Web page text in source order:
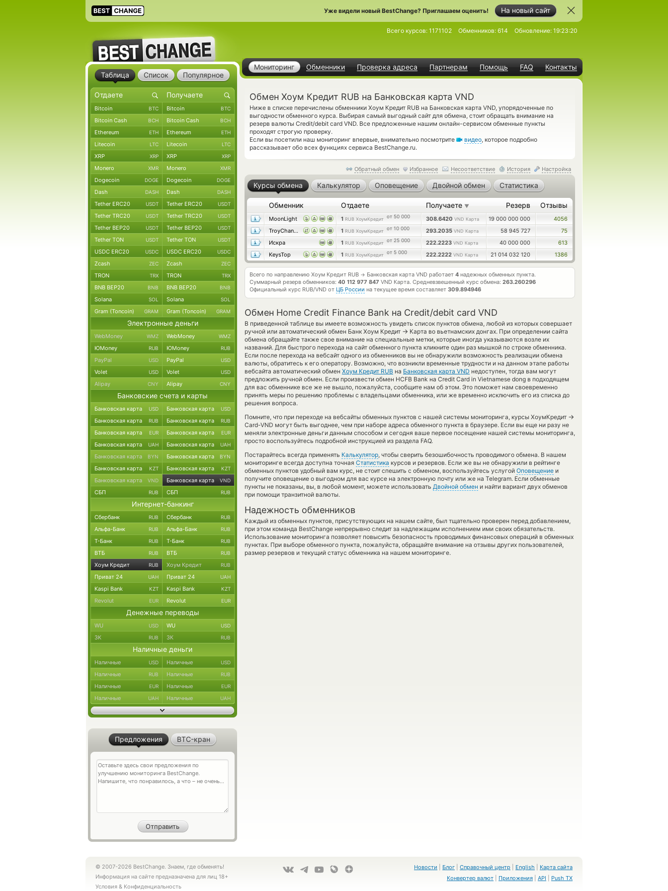
На новый сайт
Уже видели новый BestChange? Приглашаем оценить!
Мониторинг Обменники Проверка адреса Партнерам Помощь FAQ Контакты
Всего курсов: 1171102 Обменников: 614 Обновление: 19:23:20
Обмен Хоум Кредит RUB на Банковская карта VND
Ниже в списке перечислены обменники Хоум Кредит RUB на Банковская карта VND, упорядоченные по
выгодности обменного курса. Выбирая самый выгодный сайт для обмена, стоит обращать внимание на
резерв валюты Credit/debit card VND. Все предложенные нашим онлайн-сервисом обменные пункты
проходят строгую проверку.
Если вы посетили наш мониторинг впервые, внимательно посмотрите
видео, которое подробно
рассказывает обо всех функциях сервиса BestChange.ru.
Обратный обмен Избранное Несоответствие История Настройка
Курсы обмена Калькулятор Оповещение Двойной обмен Статистика
Обменник Отдаете Получаете ▼ Резерв Отзывы
MoonLight 1 RUB ХоумКредит от 50 000 308.6420 VND Карта 19 000 000 000
4056
TroyChange
1 RUB ХоумКредит от 10 000 293.2035 VND Карта 58 945 727
75
Искра
1 RUB ХоумКредит от 25 000 222.2223 VND Карта 40 000 000
613
KeysTop
1 RUB ХоумКредит от 5 000 222.2222 VND Карта 21 014 032 120 1386
Всего по направлению Хоум Кредит RUB → Банковская карта VND работает 4 надежных обменных пункта.
Суммарный резерв обменников: 40 112 977 847 VND Карта. Средневзвешенный курс обмена: 263.260296
Официальный курс RUB/VND от ЦБ России на текущее время составляет 309.894946
Обмен Home Credit Finance Bank на Credit/debit card VND
В приведенной таблице вы имеете возможность увидеть список пунктов обмена, любой из которых совершает
ручной или автоматический обмен Банк Хоум Кредит → Карта во вьетнамских донгах. При определении сайта
обмена обращайте также свое внимание на специальные метки, которые иногда указываются возле их
названий. Для быстрого перехода на сайт обменного пункта кликните один раз мышкой по строке обменника.
Если после перехода на вебсайт одного из обменников вы не обнаружили возможность реализации обмена
валюты, обратитесь к его оператору. Возможно, что возникли временные трудности и на данном этапе работы
вебсайта автоматический обмен Хоум Кредит RUB на Банковская карта VND недоступен, тогда вам могут
предложить ручной обмен. Если произвести обмен HCFB Bank на Credit Card in Vietnamese dong в подходящем
для вас обменнике все же не вышло, пожалуйста, сообщите нам об этом. Это поможет нам своевременно
принять меры по решению проблемы с владельцами обменника, или же временно исключить его из списка до
решения вопроса.
Помните, что при переходе на вебсайты обменных пунктов с нашей системы мониторинга, курсы ХоумКредит →
Card-VND могут быть выгоднее, чем при наборе адреса обменного пункта в браузере. Если вы еще ни разу не
меняли электронные деньги данным способом и сегодня ваше первое посещение нашей системы мониторинга,
просто воспользуйтесь подробной инструкцией из раздела FAQ.
Постарайтесь всегда применять Калькулятор, чтобы сверить безошибочность проводимого обмена. В нашем
мониторинге всегда доступна точная Статистика курсов и резервов. Если же вы не обнаружили в рейтинге
обменных пунктов удобный вам курс, не стоит спешить с обменом, воспользуйтесь услугой Оповещение и
получите оповещение о выгодном для вас курсе на электронную почту или же на Telegram. Если обменные
пункты не показаны, вы, в любой момент, можете использовать Двойной обмен и найти вариант двух обменов
при помощи транзитной валюты.
Надежность обменников
Каждый из обменных пунктов, присутствующих на нашем сайте, был тщательно проверен перед добавлением,
при этом команда BestChange непрерывно следит за надлежащим исполнением ими своих обязательств.
Использование мониторинга позволяет повысить безопасность проводимых финансовых операций в обменных
пунктах. При выборе обменного пункта, пожалуйста, обращайте внимание на отзывы других пользователей,
размер резервов и текущий статус обменника на нашем мониторинге.
Таблица Список Популярное
Bitcoin BTC Bitcoin BTC
Bitcoin Cash BCH Bitcoin Cash BCH
Ethereum ETH Ethereum ETH
Litecoin LTC Litecoin LTC
XRP XRP XRP XRP
Monero XMR Monero XMR
Dogecoin DOGE Dogecoin DOGE
Dash DASH Dash DASH
Tether ERC20 USDT Tether ERC20 USDT
Tether TRC20 USDT Tether TRC20 USDT
Tether BEP20 USDT Tether BEP20 USDT
Tether TON USDT Tether TON USDT
USDC ERC20 USDC USDC ERC20 USDC
Zcash ZEC Zcash ZEC
TRON TRX TRON TRX
BNB BEP20 BNB BNB BEP20 BNB
Solana SOL Solana SOL
Gram (Toncoin) GRAM Gram (Toncoin) GRAM
Электронные деньги
WebMoney WMZ WebMoney WMZ
ЮMoney RUB ЮMoney RUB
PayPal USD PayPal USD
Volet USD Volet USD
Alipay CNY Alipay CNY
Банковские счета и карты
Банковская карта USD Банковская карта USD
Банковская карта RUB Банковская карта RUB
Банковская карта EUR Банковская карта EUR
Банковская карта UAH Банковская карта UAH
Банковская карта BYN Банковская карта BYN
Банковская карта KZT Банковская карта KZT
Банковская карта VND Банковская карта VND
СБП RUB СБП RUB
Интернет-банкинг
Сбербанк RUB Сбербанк RUB
Альфа-Банк RUB Альфа-Банк RUB
Т-Банк RUB Т-Банк RUB
ВТБ RUB ВТБ RUB
Хоум Кредит RUB Хоум Кредит RUB
Приват 24 UAH Приват 24 UAH
Kaspi Bank KZT Kaspi Bank KZT
Revolut EUR Revolut EUR
Денежные переводы
WU USD WU USD
ЗК RUB ЗК RUB
Наличные деньги
Наличные USD Наличные USD
Наличные RUB Наличные RUB
Наличные EUR Наличные EUR
Наличные UAH Наличные UAH
Предложения BTC-кран
© 2007-2026 BestChange. Знаем, где обменять!
Информация на сайте предназначена для лиц 18+
Условия & Конфиденциальность
Новости Блог Справочный центр English
Карта сайта
Конвертер валют
Приложения API Push TX